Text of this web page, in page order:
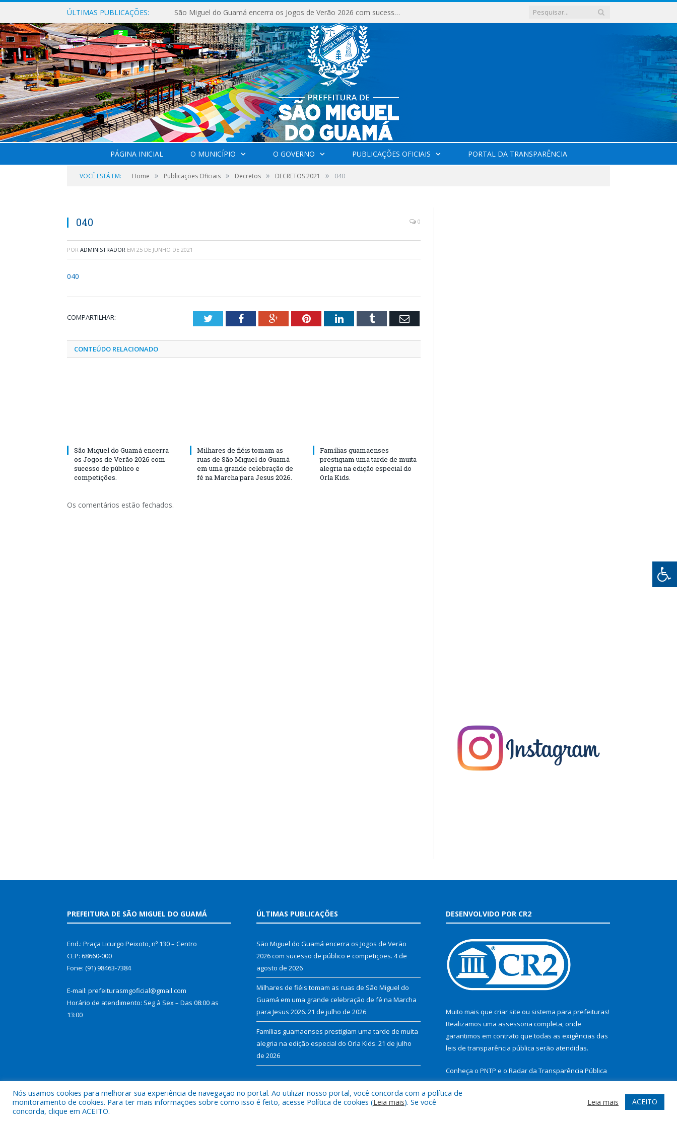
ÚLTIMAS PUBLICAÇÕES: São Miguel do Guamá encerra os Jogos de Verão 2026 com sucesso de público e competições.
PÁGINA INICIAL O MUNICÍPIO O GOVERNO PUBLICAÇÕES OFICIAIS PORTAL DA TRANSPARÊNCIA
VOCÊ ESTÁ EM: Home » Publicações Oficiais » Decretos » DECRETOS 2021 » 040
040 0
POR ADMINISTRADOR EM 25 DE JUNHO DE 2021
040
COMPARTILHAR: TwitterFacebookGoogle+PinterestLinkedInTumblr Email
CONTEÚDO RELACIONADO
São Miguel do Guamá encerra
os Jogos de Verão 2026 com
sucesso de público e
competições.
Milhares de fiéis tomam as
ruas de São Miguel do Guamá
em uma grande celebração de
fé na Marcha para Jesus 2026.
Famílias guamaenses
prestigiam uma tarde de muita
alegria na edição especial do
Orla Kids.
Os comentários estão fechados.
PREFEITURA DE SÃO MIGUEL DO GUAMÁ
End.: Praça Licurgo Peixoto, nº 130 – Centro
CEP: 68660-000
Fone: (91) 98463-7384
E-mail: prefeiturasmgoficial@gmail.com
Horário de atendimento: Seg à Sex – Das 08:00 as
13:00
ÚLTIMAS PUBLICAÇÕES
São Miguel do Guamá encerra os Jogos de Verão
2026 com sucesso de público e competições. 4 de
agosto de 2026
Milhares de fiéis tomam as ruas de São Miguel do
Guamá em uma grande celebração de fé na Marcha
para Jesus 2026. 21 de julho de 2026
Famílias guamaenses prestigiam uma tarde de muita
alegria na edição especial do Orla Kids. 21 de julho
de 2026
DESENVOLVIDO POR CR2
Muito mais que criar site ou sistema para prefeituras!
Realizamos uma assessoria completa, onde
garantimos em contrato que todas as exigências das
leis de transparência pública serão atendidas.
Conheça o PNTP e o Radar da Transparência Pública
Nós usamos cookies para melhorar sua experiência de navegação no portal. Ao utilizar nosso portal, você concorda com a política de
monitoramento de cookies. Para ter mais informações sobre como isso é feito, acesse Política de cookies (Leia mais). Se você
concorda, clique em ACEITO.
Leia mais ACEITO